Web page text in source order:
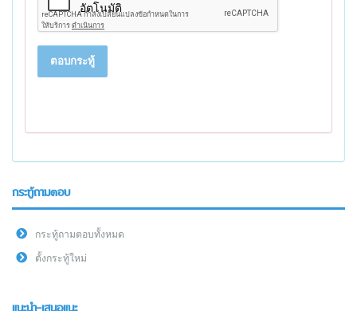
ตอบกระทู้
กระทู้ถามตอบ
กระทู้ถามตอบทั้งหมด
ตั้งกระทู้ใหม่